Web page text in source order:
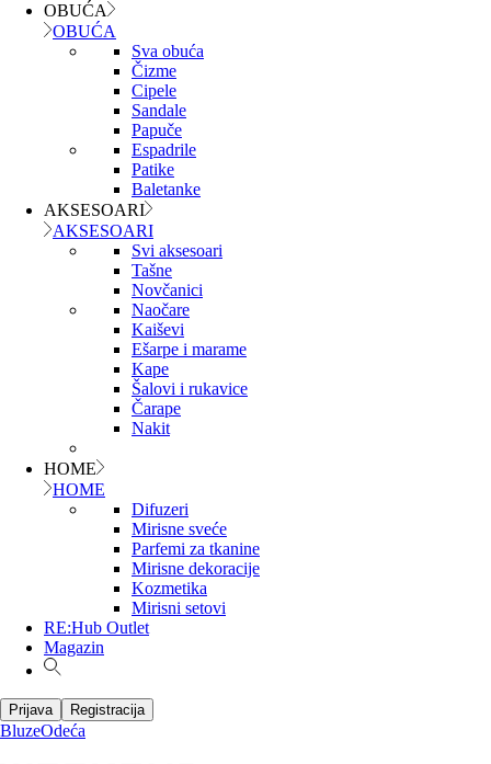
OBUĆA
OBUĆA
Sva obuća
Čizme
Cipele
Sandale
Papuče
Espadrile
Patike
Baletanke
AKSESOARI
AKSESOARI
Svi aksesoari
Tašne
Novčanici
Naočare
Kaiševi
Ešarpe i marame
Kape
Šalovi i rukavice
Čarape
Nakit
HOME
HOME
Difuzeri
Mirisne sveće
Parfemi za tkanine
Mirisne dekoracije
Kozmetika
Mirisni setovi
RE:Hub Outlet
Magazin
Prijava Registracija
BluzeOdeća